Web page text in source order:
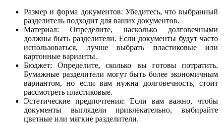
Размер и форма документов: Убедитесь, что выбранный
разделитель подходит для ваших документов.
Материал: Определите, насколько долговечными
должны быть разделители. Если документы будут часто
использоваться, лучше выбрать пластиковые или
картонные варианты.
Бюджет: Определите, сколько вы готовы потратить.
Бумажные разделители могут быть более экономичным
вариантом, но если вам нужна долговечность, стоит
рассмотреть пластиковые.
Эстетические предпочтения: Если вам важно, чтобы
документы выглядели привлекательно, выбирайте
цветные или мягкие разделители.